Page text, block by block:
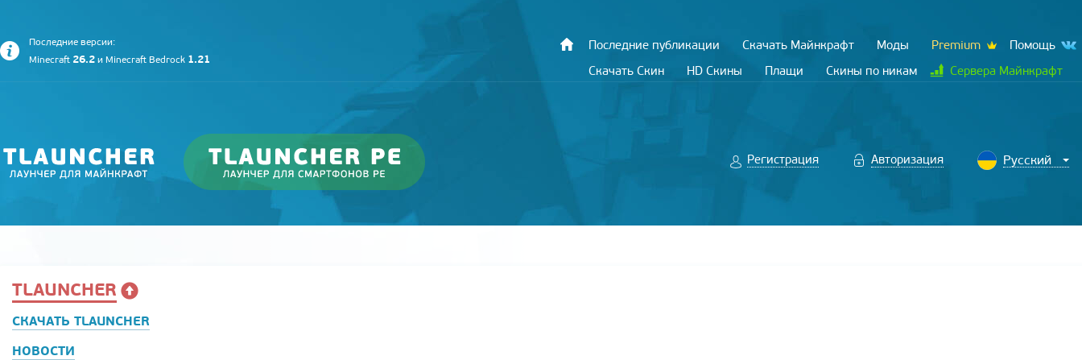
Последние версии:
Minecraft 26.2 и Minecraft Bedrock 1.21
Последние публикации Скачать Майнкрафт Моды Premium
Помощь
Скачать Скин
HD Скины Плащи Скины по никам Сервера Майнкрафт
Регистрация Авторизация
TLAUNCHER
СКАЧАТЬ TLAUNCHER
НОВОСТИ